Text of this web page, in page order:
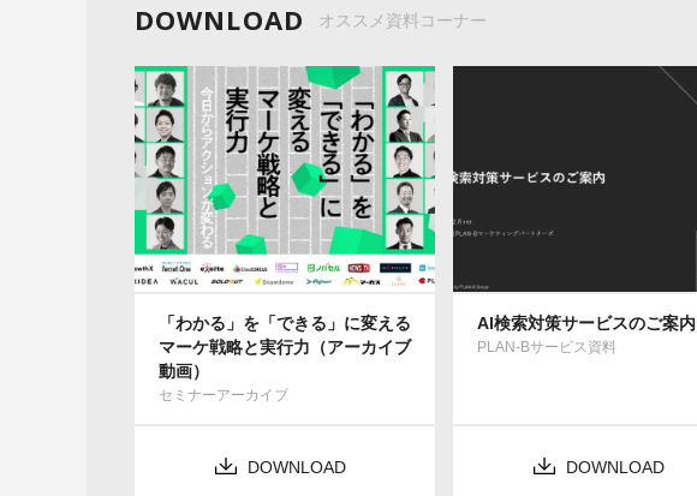
DOWNLOAD オススメ資料コーナー
「わかる」を「できる」に変える
マーケ戦略と実行力（アーカイブ
動画）
セミナーアーカイブ
DOWNLOAD
AI検索対策サービスのご案内
PLAN-Bサービス資料
DOWNLOAD